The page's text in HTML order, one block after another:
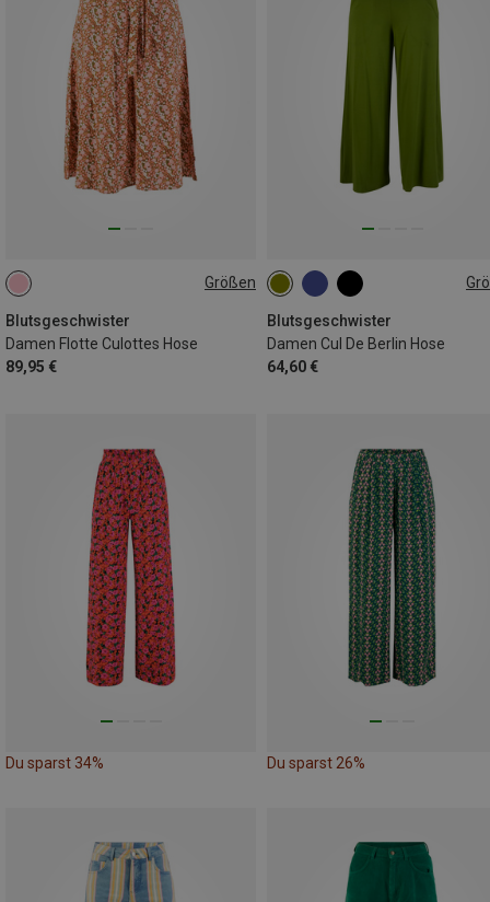
Größen
Blutsgeschwister
Damen Flotte Culottes Hose
89,95 €
L
Blutsgeschwister
Damen Cul De Berlin Hose
64,60 €
XS S M
Du sparst 34% Du sparst 26%